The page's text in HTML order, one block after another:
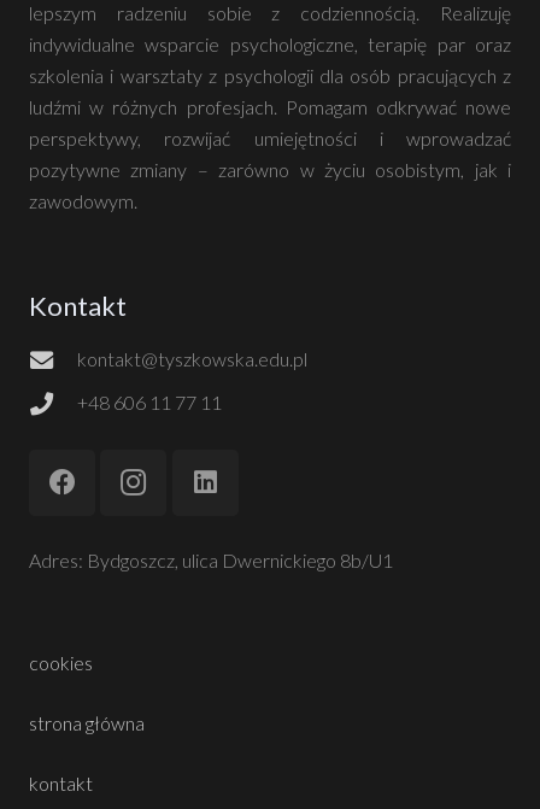
lepszym radzeniu sobie z codziennością. Realizuję
indywidualne wsparcie psychologiczne, terapię par oraz
szkolenia i warsztaty z psychologii dla osób pracujących z
ludźmi w różnych profesjach. Pomagam odkrywać nowe
perspektywy, rozwijać umiejętności i wprowadzać
pozytywne zmiany – zarówno w życiu osobistym, jak i
zawodowym.
Kontakt
kontakt@tyszkowska.edu.pl
+48 606 11 77 11
Adres: Bydgoszcz, ulica Dwernickiego 8b/U1
cookies
strona główna
kontakt